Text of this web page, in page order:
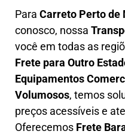
Para Carreto Perto de
conosco, nossa
você em todas as
Frete para Outro
Equipamentos
Volumosos, temos
preços acessíveis e
Oferecemos Frete